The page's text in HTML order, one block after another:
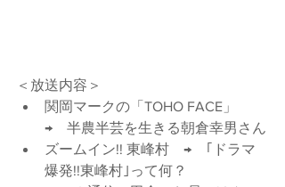
＜放送内容＞
関岡マークの「TOHO FACE」
→　半農半芸を生きる朝倉幸男さん
ズームイン!! 東峰村　→ ｢ドラマ
爆発!!東峰村｣って何？